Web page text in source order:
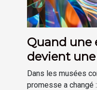
Quand une
devient
plutôt
Dans les musées
promesse a changé